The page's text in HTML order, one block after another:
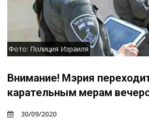
Фото: Полиция Израиля
Внимание! Мэрия
карательным мерам
30/09/2020